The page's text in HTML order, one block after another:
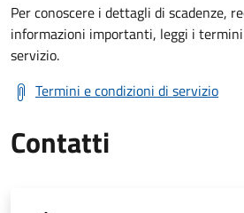
Per conoscere i dettagli di scadenze,
informazioni importanti, leggi i
servizio.
Termini e condizioni di servizio
Contatti